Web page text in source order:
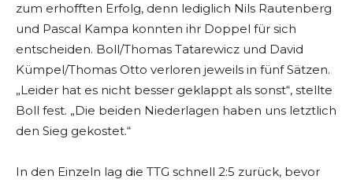
zum erhofften Erfolg, denn lediglich Nils Rautenberg
und Pascal Kampa konnten ihr Doppel für sich
entscheiden. Boll/Thomas Tatarewicz und David
Kümpel/Thomas Otto verloren jeweils in fünf Sätzen.
„Leider hat es nicht besser geklappt als sonst“, stellte
Boll fest. „Die beiden Niederlagen haben uns letztlich
den Sieg gekostet.“
In den Einzeln lag die TTG schnell 2:5 zurück, bevor